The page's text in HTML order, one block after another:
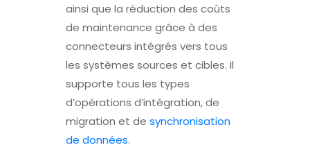
ainsi que la réduction des coûts
de maintenance grâce à des
connecteurs intégrés vers tous
les systèmes sources et cibles. Il
supporte tous les types
d’opérations d’intégration, de
migration et de synchronisation
de données.